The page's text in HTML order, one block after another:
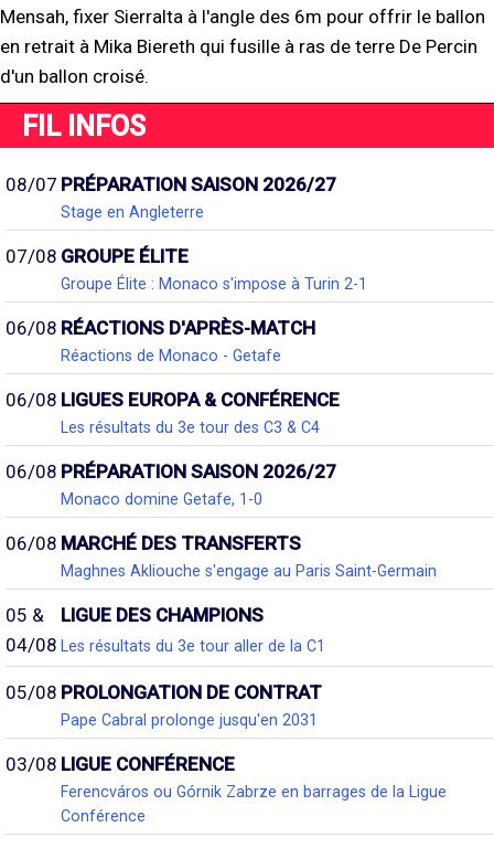
Mensah, fixer Sierralta à l'angle des 6m pour offrir le ballon
en retrait à Mika Biereth qui fusille à ras de terre De Percin
d'un ballon croisé.
FIL INFOS
08/07 PRÉPARATION SAISON 2026/27
Stage en Angleterre
07/08 GROUPE ÉLITE
Groupe Élite : Monaco s'impose à Turin 2-1
06/08 RÉACTIONS D'APRÈS-MATCH
Réactions de Monaco - Getafe
06/08 LIGUES EUROPA & CONFÉRENCE
Les résultats du 3e tour des C3 & C4
06/08 PRÉPARATION SAISON 2026/27
Monaco domine Getafe, 1-0
06/08 MARCHÉ DES TRANSFERTS
Maghnes Akliouche s'engage au Paris Saint-Germain
05 &
04/08
LIGUE DES CHAMPIONS
Les résultats du 3e tour aller de la C1
05/08 PROLONGATION DE CONTRAT
Pape Cabral prolonge jusqu'en 2031
03/08 LIGUE CONFÉRENCE
Ferencváros ou Górnik Zabrze en barrages de la Ligue
Conférence